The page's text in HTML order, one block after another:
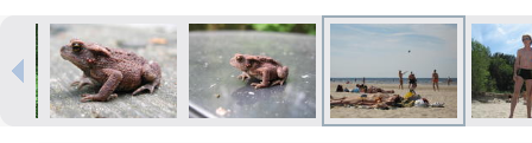
Izdrukas 1h laikā Rīgā – pasūtiet
tiešsaistē